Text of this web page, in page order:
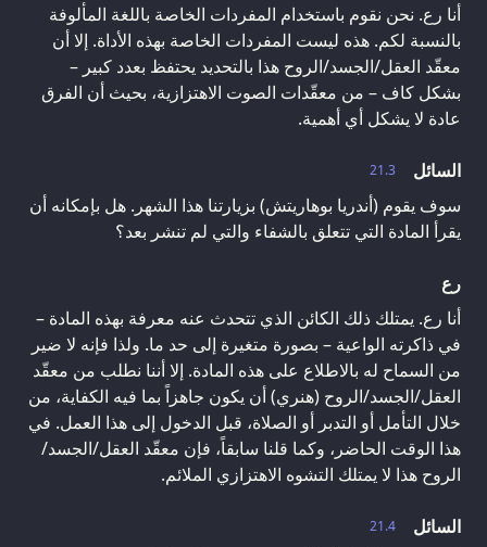
أنا رع. نحن نقوم باستخدام المفردات الخاصة باللغة المألوفة
بالنسبة لكم. هذه ليست المفردات الخاصة بهذه الأداة. إلا أن
معقّد العقل/الجسد/الروح هذا بالتحديد يحتفظ بعدد كبير –
بشكل كاف – من معقّدات الصوت الاهتزازية، بحيث أن الفرق
عادة لا يشكل أي أهمية.
21.3
السائل
سوف يقوم (أندريا بوهاريتش) بزيارتنا هذا الشهر. هل بإمكانه أن
يقرأ المادة التي تتعلق بالشفاء والتي لم تنشر بعد؟
رع
أنا رع. يمتلك ذلك الكائن الذي تتحدث عنه معرفة بهذه المادة –
في ذاكرته الواعية – بصورة متغيرة إلى حد ما. ولذا فإنه لا ضير
من السماح له بالاطلاع على هذه المادة. إلا أننا نطلب من معقّد
العقل/الجسد/الروح (هنري) أن يكون جاهزاً بما فيه الكفاية، من
خلال التأمل أو التدبر أو الصلاة، قبل الدخول إلى هذا العمل. في
هذا الوقت الحاضر، وكما قلنا سابقاً، فإن معقّد العقل/الجسد/
الروح هذا لا يمتلك التشوه الاهتزازي الملائم.
21.4
السائل